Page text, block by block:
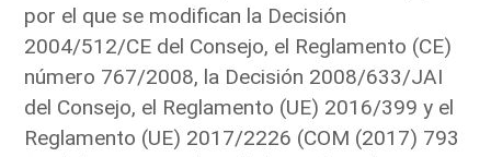
por el que se modifican la Decisión
2004/512/CE del Consejo, el Reglamento (CE)
número 767/2008, la Decisión 2008/633/JAI
del Consejo, el Reglamento (UE) 2016/399 y el
Reglamento (UE) 2017/2226 (COM (2017) 793